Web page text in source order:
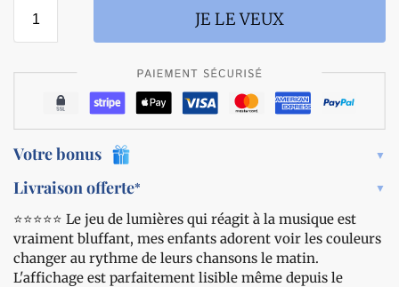
JE LE VEUX
Votre bonus
Livraison offerte*
⭐️⭐️⭐️⭐️⭐️ Le jeu de lumières qui réagit à la musique est
vraiment bluffant, mes enfants adorent voir les couleurs
changer au rythme de leurs chansons le matin.
L'affichage est parfaitement lisible même depuis le